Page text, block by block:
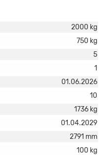
2000 kg
750 kg
5
1
01.06.2026
10
1736 kg
01.04.2029
2791 mm
100 kg